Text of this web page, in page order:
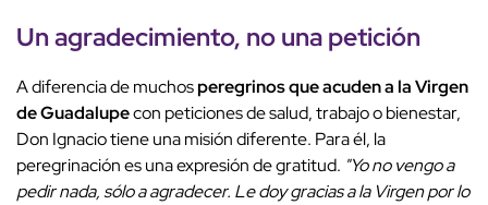
Un agradecimiento, no una petición
A diferencia de muchosperegrinos que acuden a la Virgen
de Guadalupecon peticiones de salud, trabajo o bienestar,
Don Ignacio tiene una misión diferente. Para él, la
peregrinación es una expresión de gratitud. "Yo no vengo a
pedir nada, sólo a agradecer. Le doy gracias a la Virgen por lo